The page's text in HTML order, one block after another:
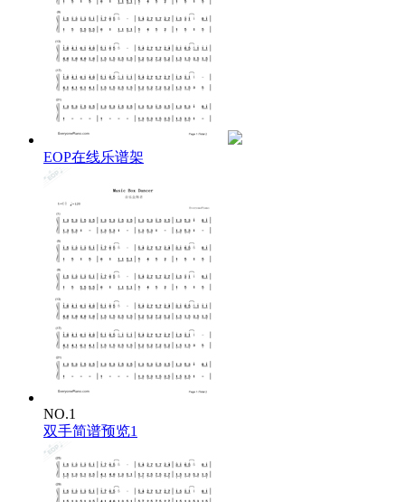
EOP在线乐谱架
NO.1
双手简谱预览1